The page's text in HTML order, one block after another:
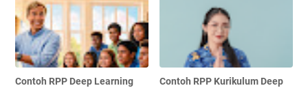
Contoh RPP Deep Learning
Contoh RPP Kurikulum Deep